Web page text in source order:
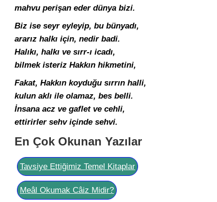
mahvu perişan eder dünya bizi.
Biz ise seyr eyleyip, bu bünyadı,
ararız halkı için, nedir badi.
Halıkı, halkı ve sırr-ı icadı,
bilmek isteriz Hakkın hikmetini,
Fakat, Hakkın koyduğu sırrın halli,
kulun aklı ile olamaz, bes belli.
İnsana acz ve gaflet ve cehli,
ettirirler sehv içinde sehvi.
En Çok Okunan Yazılar
Tavsiye Ettiğimiz Temel Kitaplar
Meâl Okumak Câiz Midir?